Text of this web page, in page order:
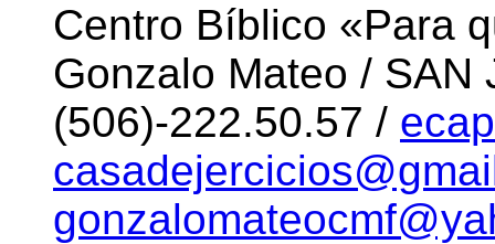
Centro Bíblico «Para
Gonzalo Mateo / SAN
(506)-222.50.57 /